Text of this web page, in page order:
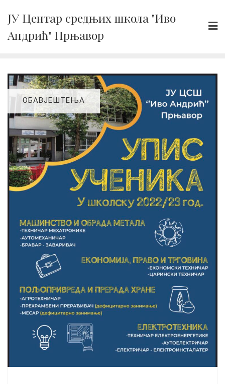
content
ЈУ Центар средњих школа "Иво
Андрић" Прњавор
ОБАВЈЕШТЕЊА